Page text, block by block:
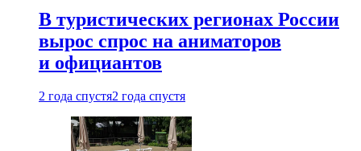
В туристических регионах России
вырос спрос на аниматоров
и официантов
2 года спустя2 года спустя